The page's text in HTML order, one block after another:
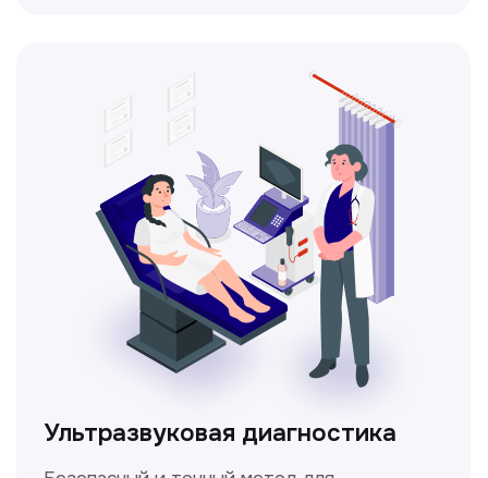
который используется для оценки
кровотока в сосудах.
Электрокардиография